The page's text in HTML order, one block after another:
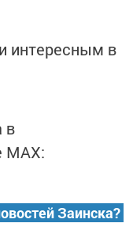
интересным в
в
MАХ:
Заинска?